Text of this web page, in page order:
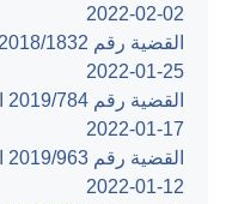
‎2022-02-02‏
‎2022-01-25‏
‎2022-01-17‏
‎2022-01-12‏